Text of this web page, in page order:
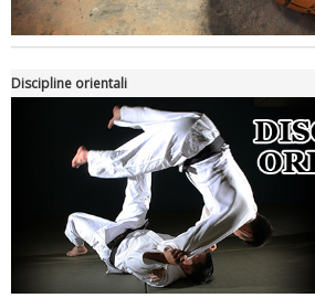
Luglio 2026: "Pensando con i piedi, si
rivoluzioni"
Discipline orientali